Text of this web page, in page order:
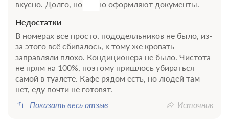
вкусно. Долго, но верно оформляют документы.
Недостатки
В номерах все просто, пододеяльников не было, из-
за этого всё сбивалось, к тому же кровать
заправляли плохо. Кондиционера не было. Чистота
не прям на 100%, поэтому пришлось убираться
самой в туалете. Кафе рядом есть, но людей там
нет, еду почти не готовят.
Показать весь отзыв
Источник